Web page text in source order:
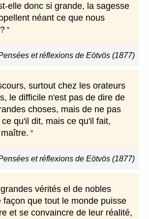
elle donc si grande, la sagesse
néant ce que nous
et réflexions de Eötvös (1877)
surtout chez les orateurs
le difficile n'est pas de dire de
choses, mais de ne pas
qu'il dit, mais ce qu'il fait,
et réflexions de Eötvös (1877)
vérités el de nobles
façon que tout le monde puisse
et se convaincre de leur réalité,